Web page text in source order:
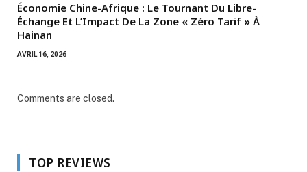
Économie Chine-Afrique : Le Tournant Du Libre-
Échange Et L’Impact De La Zone « Zéro Tarif » À
Hainan
AVRIL 16, 2026
Comments are closed.
TOP REVIEWS